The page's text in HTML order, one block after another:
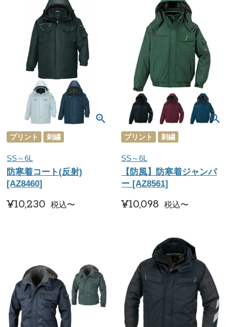
プリント 刺繍
SS～6L
防寒着コート(反射)
[AZ8460]
¥10,230 税込〜
プリント 刺繍
SS～6L
【防風】防寒着ジャンパ
ー [AZ8561]
¥10,098 税込〜